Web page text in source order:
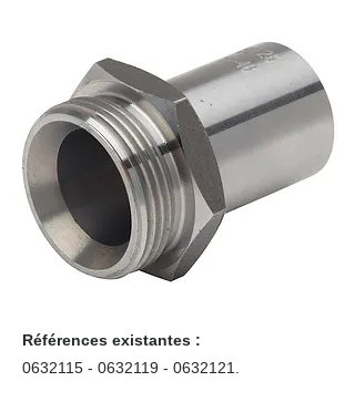
Références existantes :
0632115 - 0632119 - 0632121